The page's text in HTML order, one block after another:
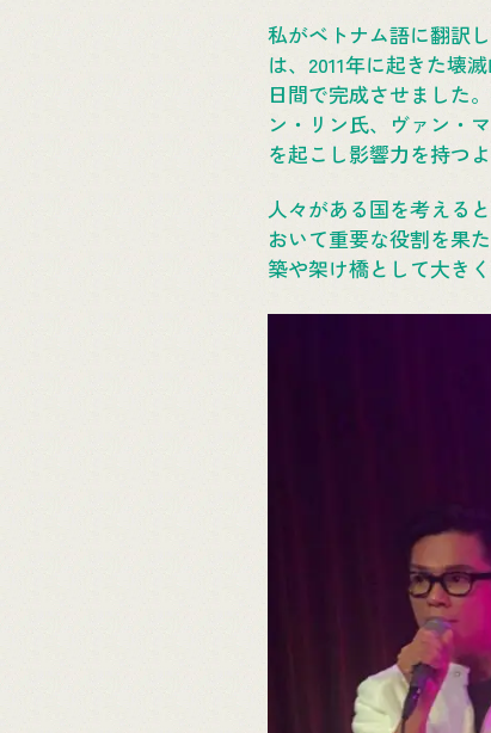
私がベトナム語に翻訳
は、2011年に起きた壊
日間で完成させました
ン・リン氏、ヴァン・
を起こし影響力を持つ
人々がある国を考える
おいて重要な役割を果
築や架け橋として大き